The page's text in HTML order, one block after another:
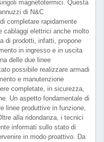
magnetotermici. Questa
di N&C
completare rapidamente
cablaggi elettrici anche molto
di prodotti, infatti, propone
in ingresso e in uscita
delle due linee
possibile realizzare armadi
e manutenzione
completate, in sicurezza,
Un aspetto fondamentale di
linee produttive in funzione,
alla ridondanza, i tecnici
informati sullo stato di
in modo proattivo. Da